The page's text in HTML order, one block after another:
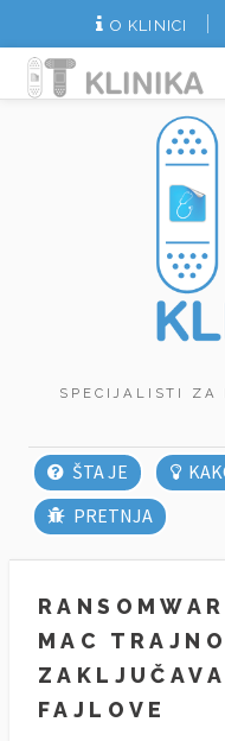
O KLINICI
ŠTA JE
PRETNJA
MAC TRAJNO
ZAKLJUČAVA
FAJLOVE
SPECIJALISTI ZA